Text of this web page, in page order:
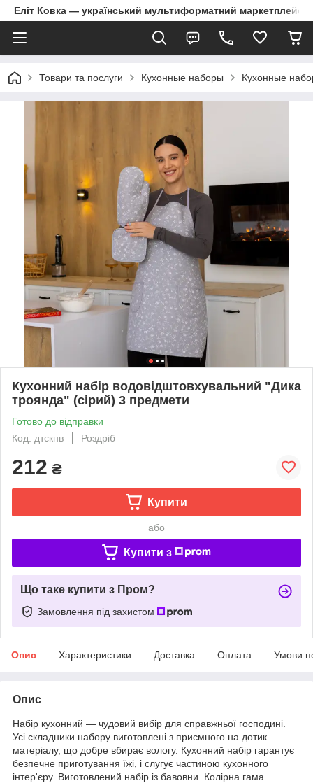
Еліт Ковка — український мультиформатний маркетплейс
Товари та послуги Кухонные наборы Кухонные
Кухонний набір водовідштовхувальний "Дика
троянда" (сірий) 3 предмети
Готово до відправки
Код: дтскнв
Роздріб
212 ₴
Купити
або
Купити з
Що таке купити з Пром?
Замовлення під захистом
Опис Характеристики Доставка Оплата Умови
Опис
Набір кухонний — чудовий вибір для справжньої господині.
Усі складники набору виготовлені з приємного на дотик
матеріалу, що добре вбирає вологу. Кухонний набір гарантує
безпечне приготування їжі, і слугує частиною кухонного
інтер'єру. Виготовлений набір із бавовни. Колірна гама